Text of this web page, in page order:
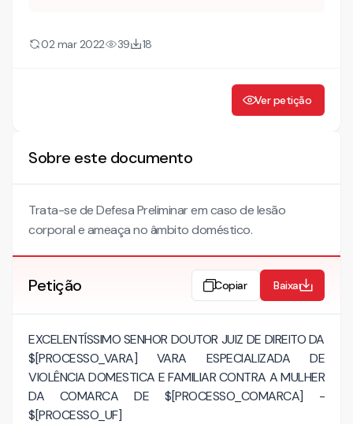
02 mar 2022 39 18
Ver petição
Sobre este documento
Trata-se de Defesa Preliminar em caso de lesão
corporal e ameaça no âmbito doméstico.
Petição Copiar Baixar
EXCELENTÍSSIMO SENHOR DOUTOR JUIZ DE DIREITO DA
$[PROCESSO_VARA] VARA ESPECIALIZADA DE
VIOLÊNCIA DOMESTICA E FAMILIAR CONTRA A MULHER
DA COMARCA DE $[PROCESSO_COMARCA] -
$[PROCESSO_UF]